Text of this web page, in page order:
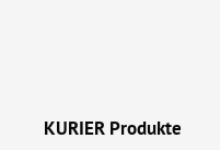
KURIER Produkte